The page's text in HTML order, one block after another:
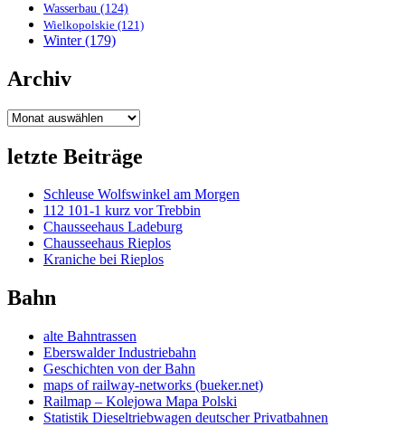
Wasserbau (124)
Wielkopolskie (121)
Winter(179)
Archiv
Archiv
letzte Beiträge
Schleuse Wolfswinkel am Morgen
112 101-1 kurz vor Trebbin
Chausseehaus Ladeburg
Chausseehaus Rieplos
Kraniche bei Rieplos
Bahn
alte Bahntrassen
Eberswalder Industriebahn
Geschichten von der Bahn
maps of railway-networks (bueker.net)
Railmap – Kolejowa Mapa Polski
Statistik Dieseltriebwagen deutscher Privatbahnen